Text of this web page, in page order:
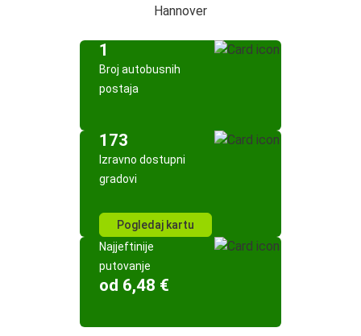
Hannover
1
Broj autobusnih
postaja
173
Izravno dostupni
gradovi
Pogledaj kartu
Najjeftinije
putovanje
od 6,48 €